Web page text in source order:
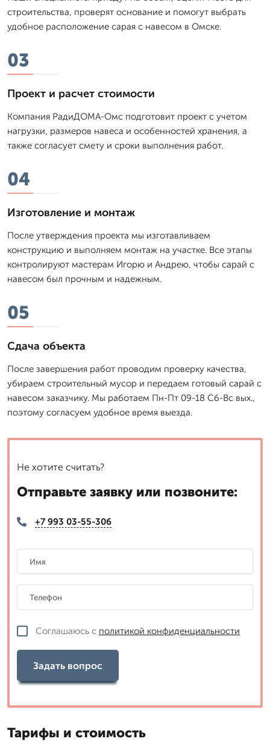
строительства, проверят основание и помогут выбрать
удобное расположение сарая с навесом в Омске.
03
Проект и расчет стоимости
Компания РадиДОМА-Омс подготовит проект с учетом
нагрузки, размеров навеса и особенностей хранения, а
также согласует смету и сроки выполнения работ.
04
Изготовление и монтаж
После утверждения проекта мы изготавливаем
конструкцию и выполняем монтаж на участке. Все этапы
контролируют мастерам Игорю и Андрею, чтобы сарай с
навесом был прочным и надежным.
05
Сдача объекта
После завершения работ проводим проверку качества,
убираем строительный мусор и передаем готовый сарай с
навесом заказчику. Мы работаем Пн-Пт 09-18 Сб-Вс вых.,
поэтому согласуем удобное время выезда.
Не хотите считать?
Отправьте заявку или позвоните:
+7 993 03-55-306
Соглашаюсь с политикой конфиденциальности
Задать вопрос
Тарифы и стоимость